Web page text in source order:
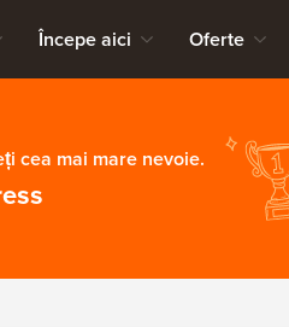
Începe aici Oferte
cea mai mare nevoie.